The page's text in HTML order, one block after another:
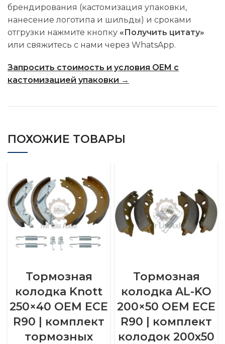
брендирования (кастомизация упаковки,
нанесение логотипа и шильды) и сроками
отгрузки нажмите кнопку «Получить цитату»
или свяжитесь с нами через WhatsApp.
Запросить стоимость и условия OEM с
кастомизацией упаковки →
ПОХОЖИЕ ТОВАРЫ
Тормозная
колодка Knott
250×40 OEM ECE
R90 | комплект
тормозных
Тормозная
колодка AL-KO
200×50 OEM ECE
R90 | комплект
колодок 200х50